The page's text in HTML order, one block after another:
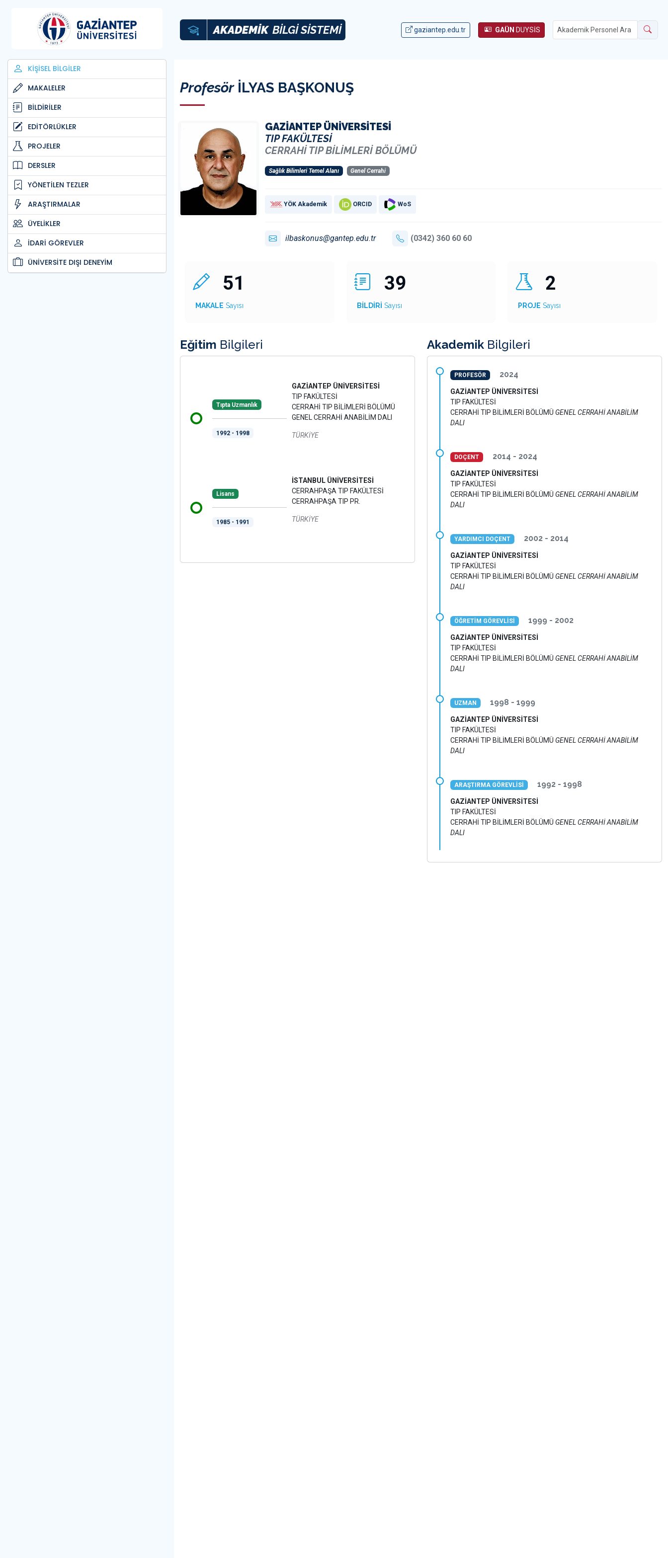
KİŞİSEL BİLGİLER
MAKALELER
BİLDİRİLER
EDİTÖRLÜKLER
PROJELER
DERSLER
YÖNETİLEN TEZLER
ARAŞTIRMALAR
ÜYELİKLER
İDARİ GÖREVLER
ÜNİVERSİTE DIŞI DENEYİM
AKADEMİK BİLGİ SİSTEMİ gaziantep.edu.tr GAÜN DUYSİS
ProfesörİLYAS BAŞKONUŞ
GAZİANTEP ÜNİVERSİTESİ
TIP FAKÜLTESİ
CERRAHİ TIP BİLİMLERİ BÖLÜMÜ
Sağlık Bilimleri Temel Alanı Genel Cerrahi
YÖK Akademik ORCID WoS
ilbaskonus@gantep.edu.tr (0342) 360 60 60
51
MAKALE Sayısı
39
BİLDİRİ Sayısı
2
PROJE Sayısı
Eğitim Bilgileri
Tıpta Uzmanlık
1992 - 1998
GAZİANTEP ÜNİVERSİTESİ
TIP FAKÜLTESİ
CERRAHİ TIP BİLİMLERİ BÖLÜMÜ
GENEL CERRAHİ ANABİLİM DALI
TÜRKİYE
Lisans
1985 - 1991
İSTANBUL ÜNİVERSİTESİ
CERRAHPAŞA TIP FAKÜLTESİ
CERRAHPAŞA TIP PR.
TÜRKİYE
Akademik Bilgileri
PROFESÖR 2024
GAZİANTEP ÜNİVERSİTESİ
TIP FAKÜLTESİ
CERRAHİ TIP BİLİMLERİ BÖLÜMÜ GENEL CERRAHİ ANABİLİM
DALI
DOÇENT 2014 - 2024
GAZİANTEP ÜNİVERSİTESİ
TIP FAKÜLTESİ
CERRAHİ TIP BİLİMLERİ BÖLÜMÜ GENEL CERRAHİ ANABİLİM
DALI
YARDIMCI DOÇENT 2002 - 2014
GAZİANTEP ÜNİVERSİTESİ
TIP FAKÜLTESİ
CERRAHİ TIP BİLİMLERİ BÖLÜMÜ GENEL CERRAHİ ANABİLİM
DALI
ÖĞRETİM GÖREVLİSİ 1999 - 2002
GAZİANTEP ÜNİVERSİTESİ
TIP FAKÜLTESİ
CERRAHİ TIP BİLİMLERİ BÖLÜMÜ GENEL CERRAHİ ANABİLİM
DALI
UZMAN 1998 - 1999
GAZİANTEP ÜNİVERSİTESİ
TIP FAKÜLTESİ
CERRAHİ TIP BİLİMLERİ BÖLÜMÜ GENEL CERRAHİ ANABİLİM
DALI
ARAŞTIRMA GÖREVLİSİ 1992 - 1998
GAZİANTEP ÜNİVERSİTESİ
TIP FAKÜLTESİ
CERRAHİ TIP BİLİMLERİ BÖLÜMÜ GENEL CERRAHİ ANABİLİM
DALI